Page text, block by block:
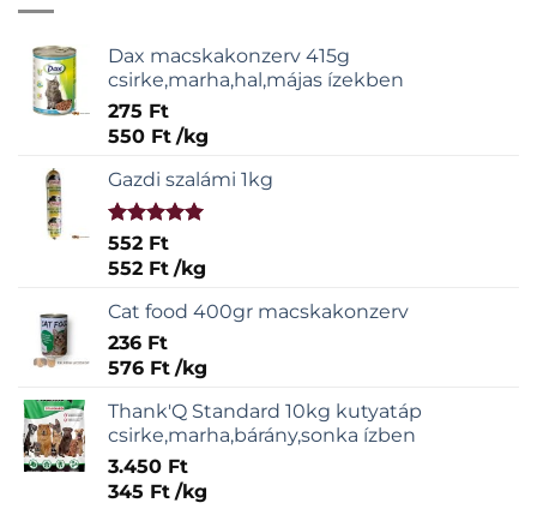
Dax macskakonzerv 415g
csirke,marha,hal,májas ízekben
275 Ft
550 Ft /kg
Gazdi szalámi 1kg
Értékelés:
5.00/ 5
552 Ft
552 Ft /kg
Cat food 400gr macskakonzerv
236 Ft
576 Ft /kg
Thank'Q Standard 10kg kutyatáp
csirke,marha,bárány,sonka ízben
3.450 Ft
345 Ft /kg